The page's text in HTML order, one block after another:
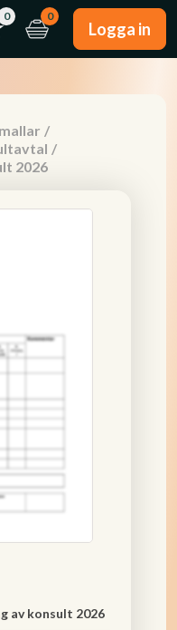
0 0
Logga in
/
/
2026
av konsult 2026